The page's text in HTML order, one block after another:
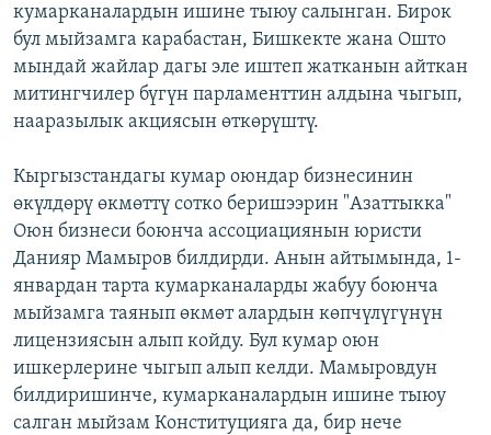
кумарканалардын ишине тыюу салынган. Бирок
бул мыйзамга карабастан, Бишкекте жана Ошто
мындай жайлар дагы эле иштеп жатканын айткан
митингчилер бүгүн парламенттин алдына чыгып,
нааразылык акциясын өткөрүштү.
Кыргызстандагы кумар оюндар бизнесинин
өкүлдөрү өкмөттү сотко беришээрин "Азаттыкка"
Оюн бизнеси боюнча ассоциациянын юристи
Данияр Мамыров билдирди. Анын айтымында, 1-
январдан тарта кумарканаларды жабуу боюнча
мыйзамга таянып өкмөт алардын көпчүлүгүнүн
лицензиясын алып койду. Бул кумар оюн
ишкерлерине чыгып алып келди. Мамыровдун
билдиришинче, кумарканалардын ишине тыюу
салган мыйзам Конституцияга да, бир нече